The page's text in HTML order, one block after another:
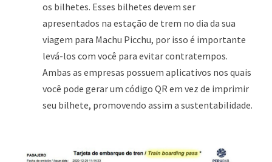
os bilhetes. Esses bilhetes devem ser
apresentados na estação de trem no dia da sua
viagem para Machu Picchu, por isso é importante
levá-los com você para evitar contratempos.
Ambas as empresas possuem aplicativos nos quais
você pode gerar um código QR em vez de imprimir
seu bilhete, promovendo assim a sustentabilidade.